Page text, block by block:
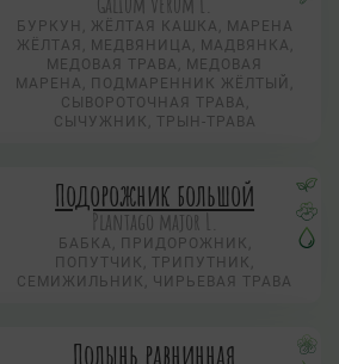
БУРКУН, ЖЁЛТАЯ КАШКА, МАРЕНА
ЖЁЛТАЯ, МЕДВЯНИЦА, МАДВЯНКА,
МЕДОВАЯ ТРАВА, МЕДОВАЯ
МАРЕНА, ПОДМАРЕННИК ЖЁЛТЫЙ,
СЫВОРОТОЧНАЯ ТРАВА,
СЫЧУЖНИК, ТРЫН-ТРАВА
Подорожник большой
Plantago major L.
БАБКА, ПРИДОРОЖНИК,
ПОПУТЧИК, ТРИПУТНИК,
СЕМИЖИЛЬНИК, ЧИРЬЕВАЯ ТРАВА
Полынь равнинная